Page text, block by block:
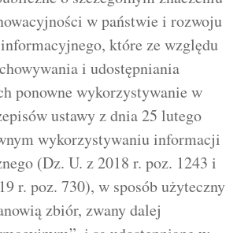
w państwie i rozwoju
informacyjnego, które ze względu
i udostępniania
ponowne wykorzystywanie w
ustawy z dnia 25 lutego
wykorzystywaniu informacji
(Dz. U. z 2018 r. poz. 1243 i
r. poz. 730), w sposób użyteczny
zbiór, zwany dalej